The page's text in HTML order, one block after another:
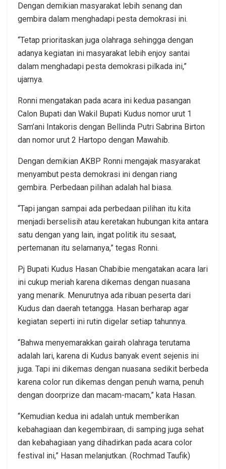
Dengan demikian masyarakat lebih senang dan
gembira dalam menghadapi pesta demokrasi ini.
“Tetap prioritaskan juga olahraga sehingga dengan
adanya kegiatan ini masyarakat lebih enjoy santai
dalam menghadapi pesta demokrasi pilkada ini,”
ujarnya.
Ronni mengatakan pada acara ini kedua pasangan
Calon Bupati dan Wakil Bupati Kudus nomor urut 1
Sam’ani Intakoris dengan Bellinda Putri Sabrina Birton
dan nomor urut 2 Hartopo dengan Mawahib.
Dengan demikian AKBP Ronni mengajak masyarakat
menyambut pesta demokrasi ini dengan riang
gembira. Perbedaan pilihan adalah hal biasa.
“Tapi jangan sampai ada perbedaan pilihan itu kita
menjadi berselisih atau keretakan hubungan kita antara
satu dengan yang lain, ingat politik itu sesaat,
pertemanan itu selamanya,” tegas Ronni.
Pj Bupati Kudus Hasan Chabibie mengatakan acara lari
ini cukup meriah karena dikemas dengan nuasana
yang menarik. Menurutnya ada ribuan peserta dari
Kudus dan daerah tetangga. Hasan berharap agar
kegiatan seperti ini rutin digelar setiap tahunnya.
“Bahwa menyemarakkan gairah olahraga terutama
adalah lari, karena di Kudus banyak event sejenis ini
juga. Tapi ini dikemas dengan nuasana sedikit berbeda
karena color run dikemas dengan penuh warna, penuh
dengan doorprize dan macam-macam,” kata Hasan.
“Kemudian kedua ini adalah untuk memberikan
kebahagiaan dan kegembiraan, di samping juga sehat
dan kebahagiaan yang dihadirkan pada acara color
festival ini,” Hasan melanjutkan. (Rochmad Taufik)